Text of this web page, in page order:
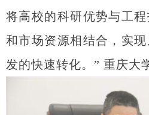
将高校的科研优势与工
和市场资源相结合，实
发的快速转化。” 重庆大